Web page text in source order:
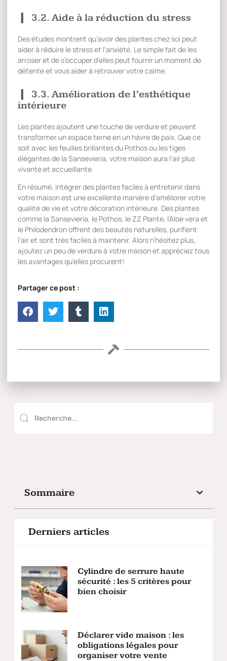
3.2. Aide à la réduction du stress
Des études montrent qu’avoir des plantes chez soi peut
aider à réduire le stress et l’anxiété. Le simple fait de les
arroser et de s’occuper d’elles peut fournir un moment de
détente et vous aider à retrouver votre calme.
3.3. Amélioration de l’esthétique
intérieure
Les plantes ajoutent une touche de verdure et peuvent
transformer un espace terne en un havre de paix. Que ce
soit avec les feuilles brillantes du Pothos ou les tiges
élégantes de la Sansevieria, votre maison aura l’air plus
vivante et accueillante.
En résumé, intégrer des plantes faciles à entretenir dans
votre maison est une excellente manière d’améliorer votre
qualité de vie et votre décoration intérieure. Des plantes
comme la Sansevieria, le Pothos, le ZZ Plante, l’Aloe vera et
le Philodendron offrent des beautés naturelles, purifient
l’air et sont très faciles à maintenir. Alors n’hésitez plus,
ajoutez un peu de verdure à votre maison et appréciez tous
les avantages qu’elles procurent!
Partager ce post :
Sommaire
Derniers articles
Cylindre de serrure haute
sécurité : les 5 critères pour
bien choisir
Déclarer vide maison : les
obligations légales pour
organiser votre vente